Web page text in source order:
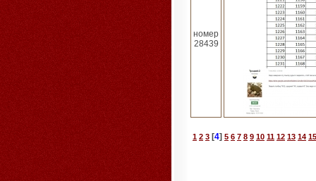
номер
28439
1 2 3 [4] 5 6 7 8 9 10 11 12 13 14 15